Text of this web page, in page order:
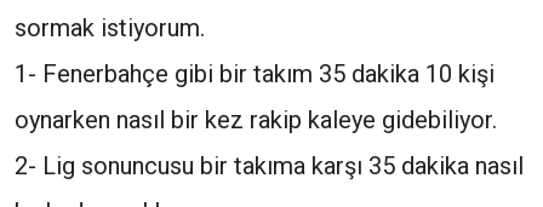
sormak istiyorum.
1- Fenerbahçe gibi bir takım 35 dakika 10 kişi
oynarken nasıl bir kez rakip kaleye gidebiliyor.
2- Lig sonuncusu bir takıma karşı 35 dakika nasıl